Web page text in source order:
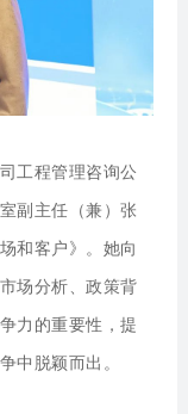
工程管理咨询公
副主任（兼）张
和客户》 。她向
场分析、政策背
力的重要性，提
中脱颖而出。